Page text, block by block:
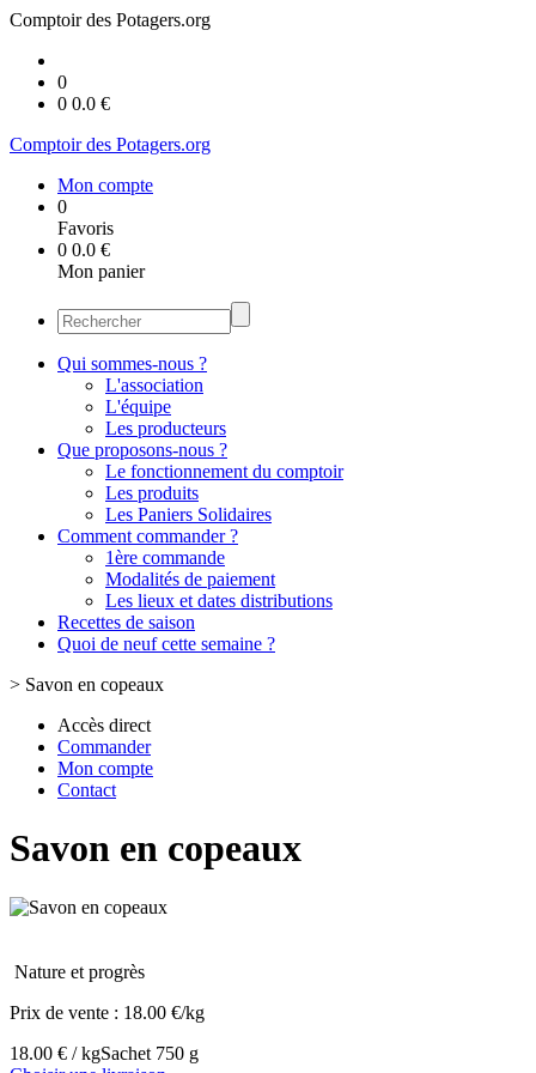
Comptoir des Potagers.org
0
0 0.0 €
Comptoir des Potagers.org
Mon compte
0
Favoris
0 0.0 €
Mon panier
Qui sommes-nous ?
L'association
L'équipe
Les producteurs
Que proposons-nous ?
Le fonctionnement du comptoir
Les produits
Les Paniers Solidaires
Comment commander ?
1ère commande
Modalités de paiement
Les lieux et dates distributions
Recettes de saison
Quoi de neuf cette semaine ?
> Savon en copeaux
Accès direct
Commander
Mon compte
Contact
Savon en copeaux
Nature et progrès
Prix de vente : 18.00 €/kg
18.00 € / kgSachet 750 g